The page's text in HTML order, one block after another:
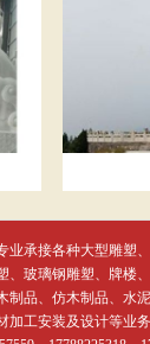
承接各种大型雕塑
玻璃钢雕塑、牌楼
制品、仿木制品、水
加工安装及设计等业务